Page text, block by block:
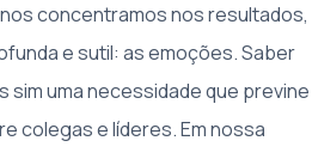
concentramos nos resultados,
e sutil: as emoções. Saber
sim uma necessidade que previne
colegas e líderes. Em nossa